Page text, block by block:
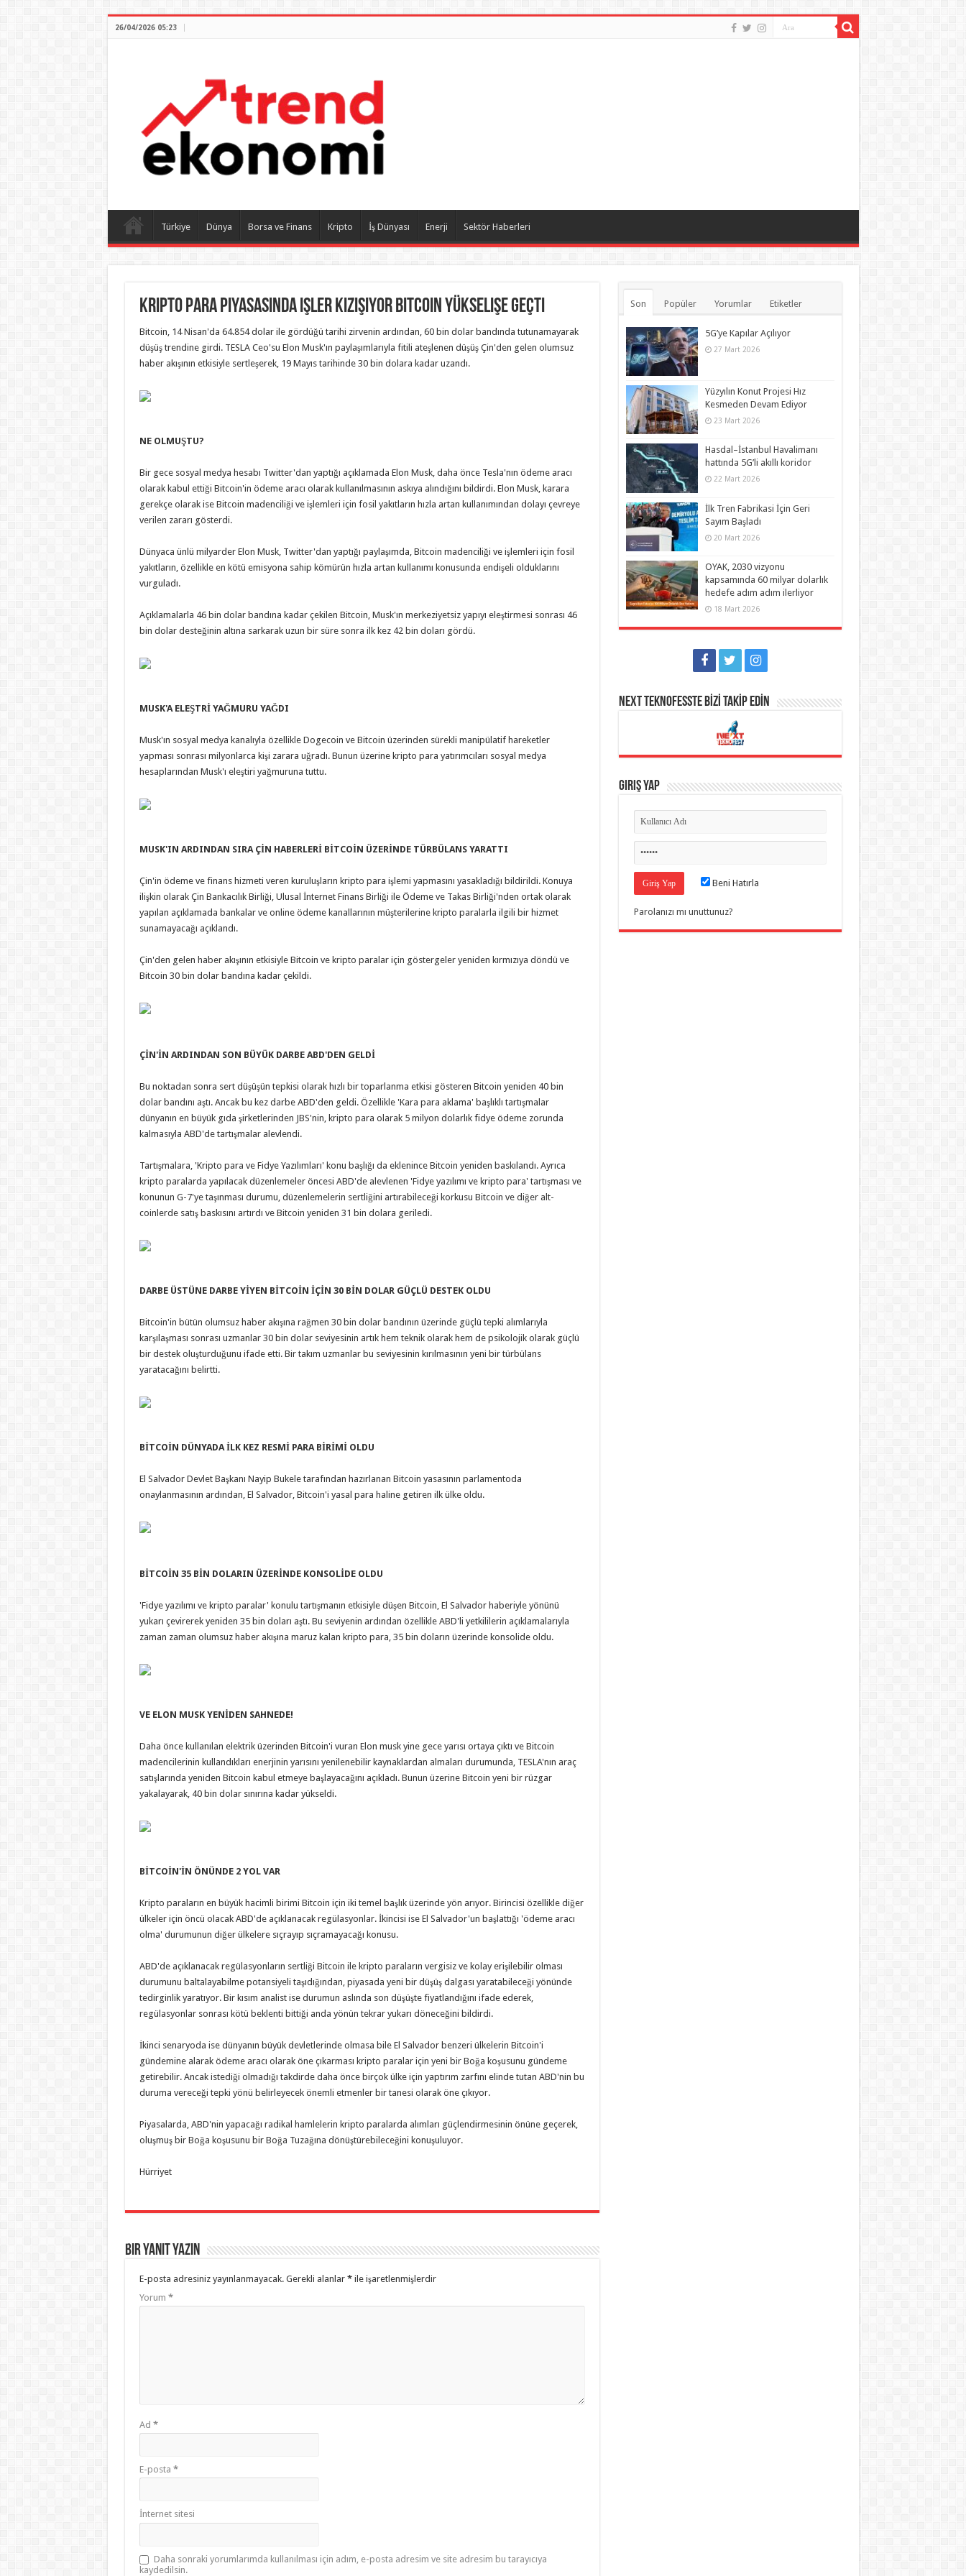
26/04/2026 05:23
Türkiye Dünya Borsa ve Finans Kripto İş Dünyası Enerji Sektör Haberleri
Kripto para piyasasında işler kızışıyor Bitcoin yükselişe geçti
Bitcoin, 14 Nisan'da 64.854 dolar ile gördüğü tarihi zirvenin ardından, 60 bin dolar bandında tutunamayarak
düşüş trendine girdi. TESLA Ceo'su Elon Musk'ın paylaşımlarıyla fitili ateşlenen düşüş Çin'den gelen olumsuz
haber akışının etkisiyle sertleşerek, 19 Mayıs tarihinde 30 bin dolara kadar uzandı.
NE OLMUŞTU?
Bir gece sosyal medya hesabı Twitter'dan yaptığı açıklamada Elon Musk, daha önce Tesla'nın ödeme aracı
olarak kabul ettiği Bitcoin'in ödeme aracı olarak kullanılmasının askıya alındığını bildirdi. Elon Musk, karara
gerekçe olarak ise Bitcoin madenciliği ve işlemleri için fosil yakıtların hızla artan kullanımından dolayı çevreye
verilen zararı gösterdi.
Dünyaca ünlü milyarder Elon Musk, Twitter'dan yaptığı paylaşımda, Bitcoin madenciliği ve işlemleri için fosil
yakıtların, özellikle en kötü emisyona sahip kömürün hızla artan kullanımı konusunda endişeli olduklarını
vurguladı.
Açıklamalarla 46 bin dolar bandına kadar çekilen Bitcoin, Musk'ın merkeziyetsiz yapıyı eleştirmesi sonrası 46
bin dolar desteğinin altına sarkarak uzun bir süre sonra ilk kez 42 bin doları gördü.
MUSK'A ELEŞTRİ YAĞMURU YAĞDI
Musk'ın sosyal medya kanalıyla özellikle Dogecoin ve Bitcoin üzerinden sürekli manipülatif hareketler
yapması sonrası milyonlarca kişi zarara uğradı. Bunun üzerine kripto para yatırımcıları sosyal medya
hesaplarından Musk'ı eleştiri yağmuruna tuttu.
MUSK'IN ARDINDAN SIRA ÇİN HABERLERİ BİTCOİN ÜZERİNDE TÜRBÜLANS YARATTI
Çin'in ödeme ve finans hizmeti veren kuruluşların kripto para işlemi yapmasını yasakladığı bildirildi. Konuya
ilişkin olarak Çin Bankacılık Birliği, Ulusal İnternet Finans Birliği ile Ödeme ve Takas Birliği'nden ortak olarak
yapılan açıklamada bankalar ve online ödeme kanallarının müşterilerine kripto paralarla ilgili bir hizmet
sunamayacağı açıklandı.
Çin'den gelen haber akışının etkisiyle Bitcoin ve kripto paralar için göstergeler yeniden kırmızıya döndü ve
Bitcoin 30 bin dolar bandına kadar çekildi.
ÇİN'İN ARDINDAN SON BÜYÜK DARBE ABD'DEN GELDİ
Bu noktadan sonra sert düşüşün tepkisi olarak hızlı bir toparlanma etkisi gösteren Bitcoin yeniden 40 bin
dolar bandını aştı. Ancak bu kez darbe ABD'den geldi. Özellikle 'Kara para aklama' başlıklı tartışmalar
dünyanın en büyük gıda şirketlerinden JBS'nin, kripto para olarak 5 milyon dolarlık fidye ödeme zorunda
kalmasıyla ABD'de tartışmalar alevlendi.
Tartışmalara, 'Kripto para ve Fidye Yazılımları' konu başlığı da eklenince Bitcoin yeniden baskılandı. Ayrıca
kripto paralarda yapılacak düzenlemeler öncesi ABD'de alevlenen 'Fidye yazılımı ve kripto para' tartışması ve
konunun G-7'ye taşınması durumu, düzenlemelerin sertliğini artırabileceği korkusu Bitcoin ve diğer alt-
coinlerde satış baskısını artırdı ve Bitcoin yeniden 31 bin dolara geriledi.
DARBE ÜSTÜNE DARBE YİYEN BİTCOİN İÇİN 30 BİN DOLAR GÜÇLÜ DESTEK OLDU
Bitcoin'in bütün olumsuz haber akışına rağmen 30 bin dolar bandının üzerinde güçlü tepki alımlarıyla
karşılaşması sonrası uzmanlar 30 bin dolar seviyesinin artık hem teknik olarak hem de psikolojik olarak güçlü
bir destek oluşturduğunu ifade etti. Bir takım uzmanlar bu seviyesinin kırılmasının yeni bir türbülans
yaratacağını belirtti.
BİTCOİN DÜNYADA İLK KEZ RESMİ PARA BİRİMİ OLDU
El Salvador Devlet Başkanı Nayip Bukele tarafından hazırlanan Bitcoin yasasının parlamentoda
onaylanmasının ardından, El Salvador, Bitcoin'i yasal para haline getiren ilk ülke oldu.
BİTCOİN 35 BİN DOLARIN ÜZERİNDE KONSOLİDE OLDU
'Fidye yazılımı ve kripto paralar' konulu tartışmanın etkisiyle düşen Bitcoin, El Salvador haberiyle yönünü
yukarı çevirerek yeniden 35 bin doları aştı. Bu seviyenin ardından özellikle ABD'li yetkililerin açıklamalarıyla
zaman zaman olumsuz haber akışına maruz kalan kripto para, 35 bin doların üzerinde konsolide oldu.
VE ELON MUSK YENİDEN SAHNEDE!
Daha önce kullanılan elektrik üzerinden Bitcoin'i vuran Elon musk yine gece yarısı ortaya çıktı ve Bitcoin
madencilerinin kullandıkları enerjinin yarısını yenilenebilir kaynaklardan almaları durumunda, TESLA'nın araç
satışlarında yeniden Bitcoin kabul etmeye başlayacağını açıkladı. Bunun üzerine Bitcoin yeni bir rüzgar
yakalayarak, 40 bin dolar sınırına kadar yükseldi.
BİTCOİN'İN ÖNÜNDE 2 YOL VAR
Kripto paraların en büyük hacimli birimi Bitcoin için iki temel başlık üzerinde yön arıyor. Birincisi özellikle diğer
ülkeler için öncü olacak ABD'de açıklanacak regülasyonlar. İkincisi ise El Salvador'un başlattığı 'ödeme aracı
olma' durumunun diğer ülkelere sıçrayıp sıçramayacağı konusu.
ABD'de açıklanacak regülasyonların sertliği Bitcoin ile kripto paraların vergisiz ve kolay erişilebilir olması
durumunu baltalayabilme potansiyeli taşıdığından, piyasada yeni bir düşüş dalgası yaratabileceği yönünde
tedirginlik yaratıyor. Bir kısım analist ise durumun aslında son düşüşte fiyatlandığını ifade ederek,
regülasyonlar sonrası kötü beklenti bittiği anda yönün tekrar yukarı döneceğini bildirdi.
İkinci senaryoda ise dünyanın büyük devletlerinde olmasa bile El Salvador benzeri ülkelerin Bitcoin'i
gündemine alarak ödeme aracı olarak öne çıkarması kripto paralar için yeni bir Boğa koşusunu gündeme
getirebilir. Ancak istediği olmadığı takdirde daha önce birçok ülke için yaptırım zarfını elinde tutan ABD'nin bu
duruma vereceği tepki yönü belirleyecek önemli etmenler bir tanesi olarak öne çıkıyor.
Piyasalarda, ABD'nin yapacağı radikal hamlelerin kripto paralarda alımları güçlendirmesinin önüne geçerek,
oluşmuş bir Boğa koşusunu bir Boğa Tuzağına dönüştürebileceğini konuşuluyor.
Hürriyet
Bir yanıt yazın
E-posta adresiniz yayınlanmayacak. Gerekli alanlar *ile işaretlenmişlerdir
Yorum *
Ad *
E-posta *
İnternet sitesi
Daha sonraki yorumlarımda kullanılması için adım, e-posta adresim ve site adresim bu tarayıcıya
kaydedilsin.
Son Popüler Yorumlar Etiketler
5G’ye Kapılar Açılıyor
27 Mart 2026
Yüzyılın Konut Projesi Hız
Kesmeden Devam Ediyor
23 Mart 2026
Hasdal–İstanbul Havalimanı
hattında 5G’li akıllı koridor
22 Mart 2026
İlk Tren Fabrikasi İçin Geri
Sayım Başladı
20 Mart 2026
OYAK, 2030 vizyonu
kapsamında 60 milyar dolarlık
hedefe adım adım ilerliyor
18 Mart 2026
NEXT TEKNOFESSTE BİZİ TAKİP EDİN
Giriş Yap
Beni Hatırla
Parolanızı mı unuttunuz?